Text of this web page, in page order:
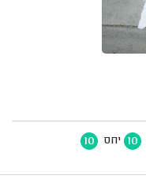
10 יחס 10